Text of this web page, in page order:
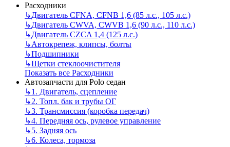
Расходники
↳Двигатель CFNA, CFNB 1,6 (85 л.с., 105 л.с.)
↳Двигатель CWVA, CWVB 1,6 (90 л.с., 110 л.с.)
↳Двигатель CZCA 1,4 (125 л.с.)
↳Автокрепеж, клипсы, болты
↳Подшипники
↳Щетки стеклоочистителя
Показать все Расходники
Автозапчасти для Polo седан
↳1. Двигатель, сцепление
↳2. Топл. бак и трубы ОГ
↳3. Трансмиссия (коробка передач)
↳4. Передняя ось, рулевое управление
↳5. Задняя ось
↳6. Колеса, тормоза